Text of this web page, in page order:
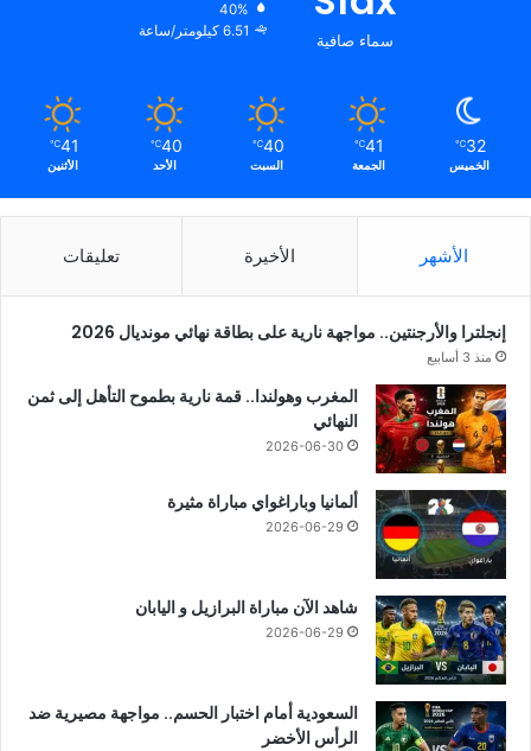
سماء صافية
40%
6.51 كيلومتر/ساعة
32
℃
الخميس
41
℃
الجمعة
40
℃
السبت
40
℃
الأحد
41
℃
الأثنين
الأشهر الأخيرة تعليقات
إنجلترا والأرجنتين.. مواجهة نارية على بطاقة نهائي مونديال 2026
منذ 3 أسابيع
المغرب وهولندا.. قمة نارية بطموح التأهل إلى ثمن
النهائي
2026-06-30
ألمانيا وباراغواي مباراة مثيرة
2026-06-29
شاهد الآن مباراة البرازيل و اليابان
2026-06-29
السعودية أمام اختبار الحسم.. مواجهة مصيرية ضد
الرأس الأخضر